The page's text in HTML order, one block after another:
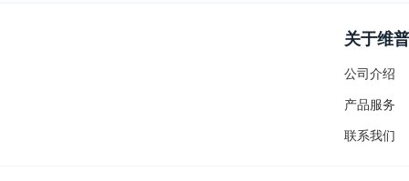
关于维普
公司介绍
产品服务
联系我们